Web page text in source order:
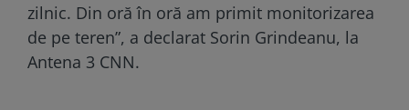
zilnic. Din oră în oră am primit monitorizarea
de pe teren”, a declarat Sorin Grindeanu, la
Antena 3 CNN.